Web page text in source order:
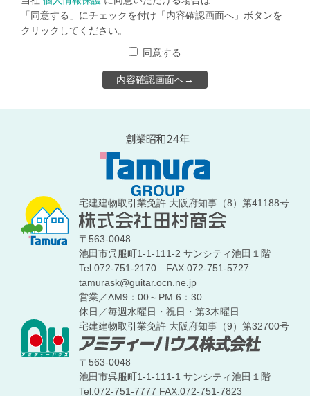
「同意する」にチェックを付け「内容確認画面へ」ボタンを
クリックしてください。
同意する
内容確認画面へ→
宅建建物取引業免許 大阪府知事（8）第41188号
〒563-0048
池田市呉服町1-1-111-2 サンシティ池田１階
Tel.072-751-2170FAX.072-751-5727
tamurask@guitar.ocn.ne.jp
営業／AM9：00～PM 6：30
休日／毎週水曜日・祝日・第3木曜日
宅建建物取引業免許 大阪府知事（9）第32700号
〒563-0048
池田市呉服町1-1-111-1 サンシティ池田１階
Tel.072-751-7777 FAX.072-751-7823